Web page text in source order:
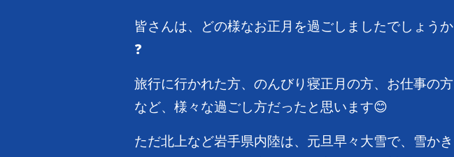
皆さんは、どの様なお正月を過ごしましたでしょうか
❓
旅行に行かれた方、のんびり寝正月の方、お仕事の方
など、様々な過ごし方だったと思います😊
ただ北上など岩手県内陸は、元旦早々大雪で、雪かき